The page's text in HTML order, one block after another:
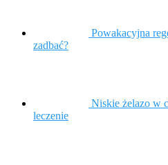
Powakacyjna
zadbać?
Niskie żelazo w
leczenie